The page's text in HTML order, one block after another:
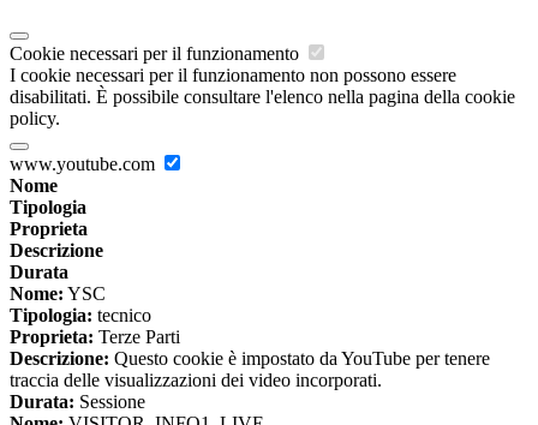
Cookie necessari per il funzionamento
I cookie necessari per il funzionamento non possono essere
disabilitati. È possibile consultare l'elenco nella pagina della cookie
policy.
www.youtube.com
Nome
Tipologia
Proprieta
Descrizione
Durata
Nome: YSC
Tipologia: tecnico
Proprieta: Terze Parti
Descrizione: Questo cookie è impostato da YouTube per tenere
traccia delle visualizzazioni dei video incorporati.
Durata: Sessione